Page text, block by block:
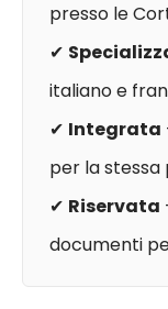
presso le
✔
italiano e
✔ Integrata
per la
✔ Riservata
documenti